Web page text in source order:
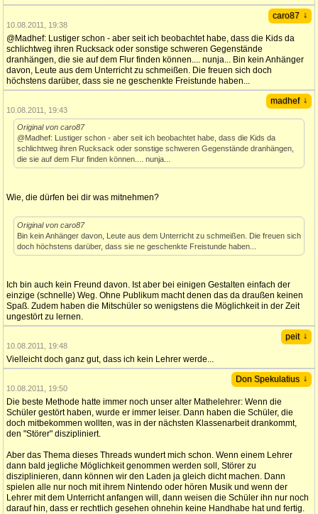
caro87 ↓
10.08.2011, 19:38
@Madhef: Lustiger schon - aber seit ich beobachtet habe, dass die Kids da
schlichtweg ihren Rucksack oder sonstige schweren Gegenstände
dranhängen, die sie auf dem Flur finden können.... nunja... Bin kein Anhänger
davon, Leute aus dem Unterricht zu schmeißen. Die freuen sich doch
höchstens darüber, dass sie ne geschenkte Freistunde haben...
madhef ↓
10.08.2011, 19:43
Original von caro87
@Madhef: Lustiger schon - aber seit ich beobachtet habe, dass die Kids da
schlichtweg ihren Rucksack oder sonstige schweren Gegenstände dranhängen,
die sie auf dem Flur finden können.... nunja...
Wie, die dürfen bei dir was mitnehmen?
Original von caro87
Bin kein Anhänger davon, Leute aus dem Unterricht zu schmeißen. Die freuen sich
doch höchstens darüber, dass sie ne geschenkte Freistunde haben...
Ich bin auch kein Freund davon. Ist aber bei einigen Gestalten einfach der
einzige (schnelle) Weg. Ohne Publikum macht denen das da draußen keinen
Spaß. Zudem haben die Mitschüler so wenigstens die Möglichkeit in der Zeit
ungestört zu lernen.
peit ↓
10.08.2011, 19:48
Vielleicht doch ganz gut, dass ich kein Lehrer werde...
Don Spekulatius ↓
10.08.2011, 19:50
Die beste Methode hatte immer noch unser alter Mathelehrer: Wenn die
Schüler gestört haben, wurde er immer leiser. Dann haben die Schüler, die
doch mitbekommen wollten, was in der nächsten Klassenarbeit drankommt,
den "Störer" diszipliniert.
Aber das Thema dieses Threads wundert mich schon. Wenn einem Lehrer
dann bald jegliche Möglichkeit genommen werden soll, Störer zu
disziplinieren, dann können wir den Laden ja gleich dicht machen. Dann
spielen alle nur noch mit ihrem Nintendo oder hören Musik und wenn der
Lehrer mit dem Unterricht anfangen will, dann weisen die Schüler ihn nur noch
darauf hin, dass er rechtlich gesehen ohnehin keine Handhabe hat und fertig.